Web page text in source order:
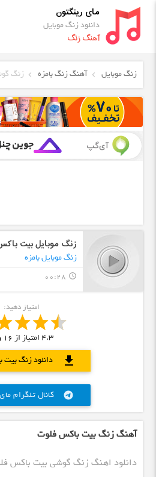
مای رینگتون
دانلود زنگ موبایل
آهنگ زنگ
زنگ موبایل آهنگ زنگ بامزه زنگ
زنگ موبایل بیت
زنگ موبایل بامزه
query_builder
00:28
امتیاز دهید:
4.3 امتیاز از16
دانلود زنگ
download
کانال تلگرام telegram
آهنگ زنگ بیت باکس فلوت
دانلود اهنگ زنگ گوشی بیت باکس